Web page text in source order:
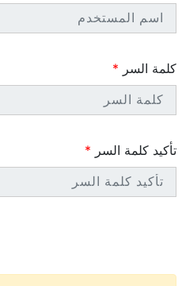
كلمة السر
تأكيد كلمة السر